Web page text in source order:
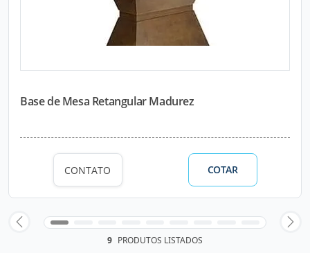
Base de Mesa Retangular Madurez
CONTATO COTAR
9 PRODUTOS LISTADOS